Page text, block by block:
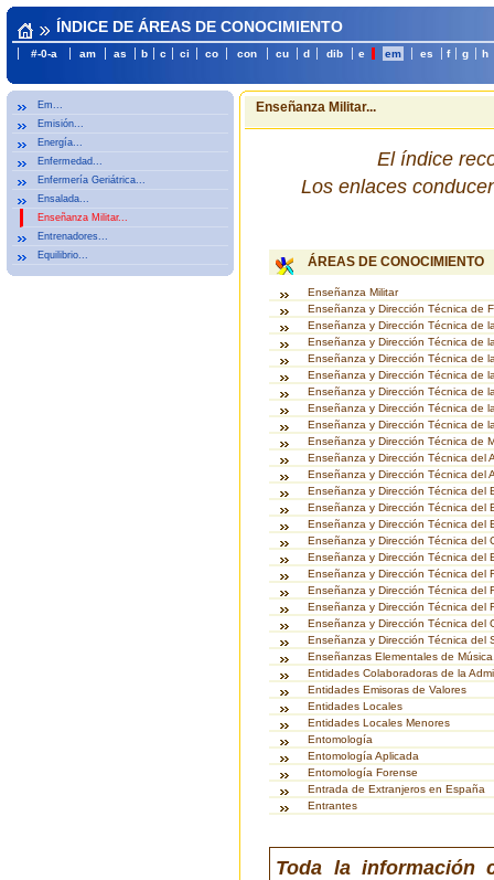
ÍNDICE DE ÁREAS DE CONOCIMIENTO
#-0-a am as b c ci co con cu d dib e em es f g h
Em...
Emisión...
Energía...
Enfermedad...
Enfermería Geriátrica...
Ensalada...
Enseñanza Militar...
Entrenadores...
Equilibrio...
Enseñanza Militar...
El índice
Los enlaces
ÁREAS DE CONOCIMIENTO
Enseñanza Militar
Enseñanza y Dirección Técnica de
Enseñanza y Dirección Técnica de
Enseñanza y Dirección Técnica de
Enseñanza y Dirección Técnica de
Enseñanza y Dirección Técnica de
Enseñanza y Dirección Técnica de
Enseñanza y Dirección Técnica de
Enseñanza y Dirección Técnica de
Enseñanza y Dirección Técnica de
Enseñanza y Dirección Técnica del
Enseñanza y Dirección Técnica del
Enseñanza y Dirección Técnica del
Enseñanza y Dirección Técnica del
Enseñanza y Dirección Técnica del
Enseñanza y Dirección Técnica del
Enseñanza y Dirección Técnica del
Enseñanza y Dirección Técnica del
Enseñanza y Dirección Técnica del
Enseñanza y Dirección Técnica del
Enseñanza y Dirección Técnica del
Enseñanza y Dirección Técnica del
Enseñanzas Elementales de
Entidades Colaboradoras de la
Entidades Emisoras de Valores
Entidades Locales
Entidades Locales Menores
Entomología
Entomología Aplicada
Entomología Forense
Entrada de Extranjeros en España
Entrantes
Toda la información